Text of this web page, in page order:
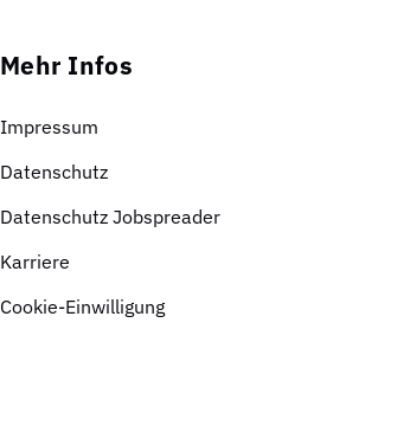
Mehr Infos
Impressum
Datenschutz
Datenschutz Jobspreader
Karriere
Cookie-Einwilligung